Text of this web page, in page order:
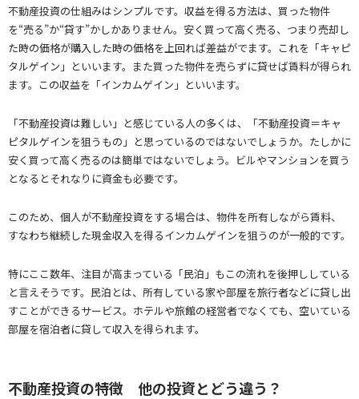
不動産投資の仕組みはシンプルです。収益を得る方法は、買った物件
を“売る”か“貸す”かしかありません。安く買って高く売る、つまり売却し
た時の価格が購入した時の価格を上回れば差益がでます。これを「キャピ
タルゲイン」といいます。また買った物件を売らずに貸せば賃料が得られ
ます。この収益を「インカムゲイン」といいます。
「不動産投資は難しい」と感じている人の多くは、「不動産投資＝キャ
ピタルゲインを狙うもの」と思っているのではないでしょうか。たしかに
安く買って高く売るのは簡単ではないでしょう。ビルやマンションを買う
となるとそれなりに資金も必要です。
このため、個人が不動産投資をする場合は、物件を所有しながら賃料、
すなわち継続した現金収入を得るインカムゲインを狙うのが一般的です。
特にここ数年、注目が高まっている「民泊」もこの流れを後押ししている
と言えそうです。民泊とは、所有している家や部屋を旅行者などに貸し出
すことができるサービス。ホテルや旅館の経営者でなくても、空いている
部屋を宿泊者に貸して収入を得られます。
不動産投資の特徴 他の投資とどう違う？